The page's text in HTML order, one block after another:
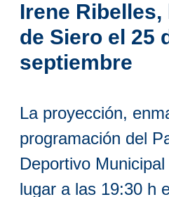
Irene Ribelles,
de Siero el 25
septiembre
La proyección,
programación del
Deportivo
lugar a las 19:30 h